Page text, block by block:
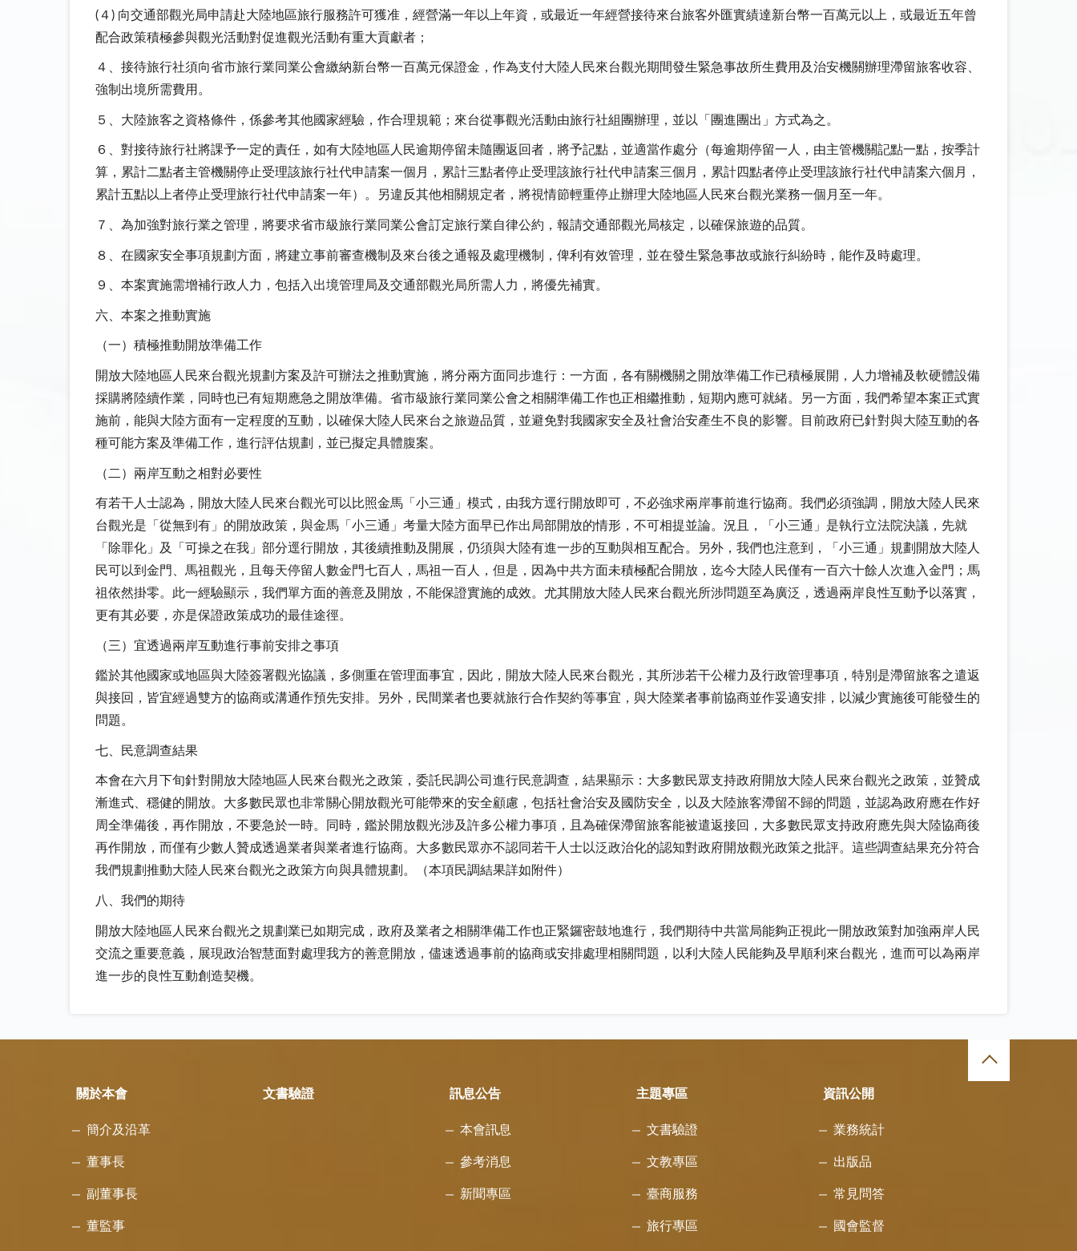
(４) 向交通部觀光局申請赴大陸地區旅行服務許可獲准，經營滿一年以上年資，或最近一年經營接待來台旅客外匯實績達新台幣一百萬元以上，或最近五年曾
配合政策積極參與觀光活動對促進觀光活動有重大貢獻者；
４、接待旅行社須向省市旅行業同業公會繳納新台幣一百萬元保證金，作為支付大陸人民來台觀光期間發生緊急事故所生費用及治安機關辦理滯留旅客收容、
強制出境所需費用。
５、大陸旅客之資格條件，係參考其他國家經驗，作合理規範；來台從事觀光活動由旅行社組團辦理，並以「團進團出」方式為之。
６、對接待旅行社將課予一定的責任，如有大陸地區人民逾期停留未隨團返回者，將予記點，並適當作處分（每逾期停留一人，由主管機關記點一點，按季計
算，累計二點者主管機關停止受理該旅行社代申請案一個月，累計三點者停止受理該旅行社代申請案三個月，累計四點者停止受理該旅行社代申請案六個月，
累計五點以上者停止受理旅行社代申請案一年）。另違反其他相關規定者，將視情節輕重停止辦理大陸地區人民來台觀光業務一個月至一年。
７、為加強對旅行業之管理，將要求省市級旅行業同業公會訂定旅行業自律公約，報請交通部觀光局核定，以確保旅遊的品質。
８、在國家安全事項規劃方面，將建立事前審查機制及來台後之通報及處理機制，俾利有效管理，並在發生緊急事故或旅行糾紛時，能作及時處理。
９、本案實施需增補行政人力，包括入出境管理局及交通部觀光局所需人力，將優先補實。
六、本案之推動實施
（一）積極推動開放準備工作
開放大陸地區人民來台觀光規劃方案及許可辦法之推動實施，將分兩方面同步進行：一方面，各有關機關之開放準備工作已積極展開，人力增補及軟硬體設備
採購將陸續作業，同時也已有短期應急之開放準備。省市級旅行業同業公會之相關準備工作也正相繼推動，短期內應可就緒。另一方面，我們希望本案正式實
施前，能與大陸方面有一定程度的互動，以確保大陸人民來台之旅遊品質，並避免對我國家安全及社會治安產生不良的影響。目前政府已針對與大陸互動的各
種可能方案及準備工作，進行評估規劃，並已擬定具體腹案。
（二）兩岸互動之相對必要性
有若干人士認為，開放大陸人民來台觀光可以比照金馬「小三通」模式，由我方逕行開放即可，不必強求兩岸事前進行協商。我們必須強調，開放大陸人民來
台觀光是「從無到有」的開放政策，與金馬「小三通」考量大陸方面早已作出局部開放的情形，不可相提並論。況且，「小三通」是執行立法院決議，先就
「除罪化」及「可操之在我」部分逕行開放，其後續推動及開展，仍須與大陸有進一步的互動與相互配合。另外，我們也注意到，「小三通」規劃開放大陸人
民可以到金門、馬祖觀光，且每天停留人數金門七百人，馬祖一百人，但是，因為中共方面未積極配合開放，迄今大陸人民僅有一百六十餘人次進入金門；馬
祖依然掛零。此一經驗顯示，我們單方面的善意及開放，不能保證實施的成效。尤其開放大陸人民來台觀光所涉問題至為廣泛，透過兩岸良性互動予以落實，
更有其必要，亦是保證政策成功的最佳途徑。
（三）宜透過兩岸互動進行事前安排之事項
鑑於其他國家或地區與大陸簽署觀光協議，多側重在管理面事宜，因此，開放大陸人民來台觀光，其所涉若干公權力及行政管理事項，特別是滯留旅客之遣返
與接回，皆宜經過雙方的協商或溝通作預先安排。另外，民間業者也要就旅行合作契約等事宜，與大陸業者事前協商並作妥適安排，以減少實施後可能發生的
問題。
七、民意調查結果
本會在六月下旬針對開放大陸地區人民來台觀光之政策，委託民調公司進行民意調查，結果顯示：大多數民眾支持政府開放大陸人民來台觀光之政策，並贊成
漸進式、穩健的開放。大多數民眾也非常關心開放觀光可能帶來的安全顧慮，包括社會治安及國防安全，以及大陸旅客滯留不歸的問題，並認為政府應在作好
周全準備後，再作開放，不要急於一時。同時，鑑於開放觀光涉及許多公權力事項，且為確保滯留旅客能被遣返接回，大多數民眾支持政府應先與大陸協商後
再作開放，而僅有少數人贊成透過業者與業者進行協商。大多數民眾亦不認同若干人士以泛政治化的認知對政府開放觀光政策之批評。這些調查結果充分符合
我們規劃推動大陸人民來台觀光之政策方向與具體規劃。（本項民調結果詳如附件）
八、我們的期待
開放大陸地區人民來台觀光之規劃業已如期完成，政府及業者之相關準備工作也正緊鑼密鼓地進行，我們期待中共當局能夠正視此一開放政策對加強兩岸人民
交流之重要意義，展現政治智慧面對處理我方的善意開放，儘速透過事前的協商或安排處理相關問題，以利大陸人民能夠及早順利來台觀光，進而可以為兩岸
進一步的良性互動創造契機。
關於本會
簡介及沿革
董事長
副董事長
董監事
文書驗證 訊息公告
本會訊息
參考消息
新聞專區
主題專區
文書驗證
文教專區
臺商服務
旅行專區
資訊公開
業務統計
出版品
常見問答
國會監督